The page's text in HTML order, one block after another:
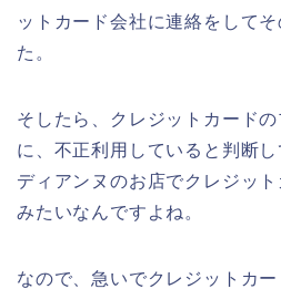
ットカード会社に連絡をして
た。
そしたら、クレジットカード
に、不正利用していると判断
ディアンヌのお店でクレジッ
みたいなんですよね。
なので、急いでクレジットカ